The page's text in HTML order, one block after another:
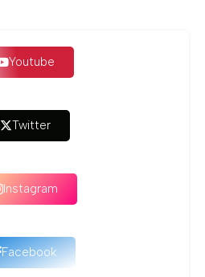
Youtube
Twitter
Instagram
Facebook